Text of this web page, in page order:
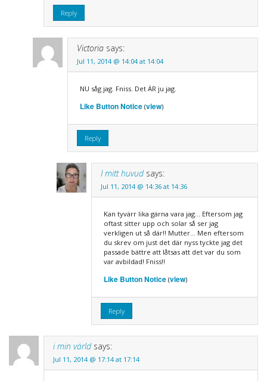
Reply
Victoria says:
Jul 11, 2014 @ 14:04 at 14:04
NU såg jag. Fniss. Det ÄR ju jag.
Like Button Notice(view)
Reply
I mitt huvud says:
Jul 11, 2014 @ 14:36 at 14:36
Kan tyvärr lika gärna vara jag… Eftersom jag
oftast sitter upp och solar så ser jag
verkligen ut så där!! Mutter… Men eftersom
du skrev om just det där nyss tyckte jag det
passade bättre att låtsas att det var du som
var avbildad! Fniss!!
Like Button Notice(view)
Reply
i min värld says:
Jul 11, 2014 @ 17:14 at 17:14